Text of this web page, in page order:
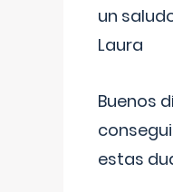
un
Laura
Buenos
estas